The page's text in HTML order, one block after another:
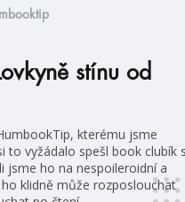
stínu od
kterému jsme
to vyžádalo spešl book clubík s
jsme ho na nespoileroidní a
klidně může rozposlouchat